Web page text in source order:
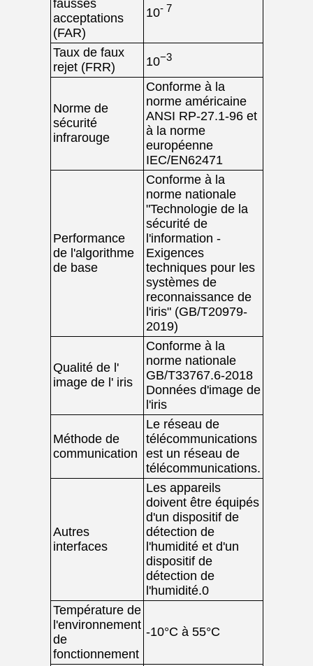
fausses
acceptations
(FAR)
10- 7
Taux de faux
rejet (FRR)
10−3
Norme de
sécurité
infrarouge
Conforme à la
norme américaine
ANSI RP-27.1-96 et
à la norme
européenne
IEC/EN62471
Performance
de l'algorithme
de base
Conforme à la
norme nationale
"Technologie de la
sécurité de
l'information -
Exigences
techniques pour les
systèmes de
reconnaissance de
l'iris" (GB/T20979-
2019)
Qualité de l'
image de l' iris
Conforme à la
norme nationale
GB/T33767.6-2018
Données d'image de
l'iris
Méthode de
communication
Le réseau de
télécommunications
est un réseau de
télécommunications.
Autres
interfaces
Les appareils
doivent être équipés
d'un dispositif de
détection de
l'humidité et d'un
dispositif de
détection de
l'humidité.0
Température de
l'environnement
de
fonctionnement
-10°C à 55°C